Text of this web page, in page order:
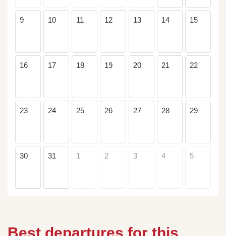
9 10 11 12 13 14 15
16 17 18 19 20 21 22
23 24 25 26 27 28 29
30 31 1 2 3 4 5